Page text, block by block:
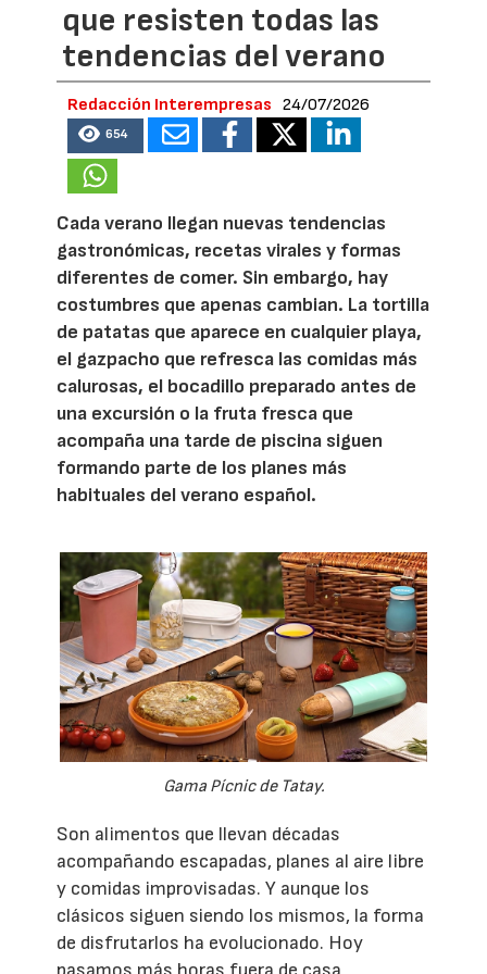
que resisten todas las
tendencias del verano
Redacción Interempresas 24/07/2026
654
Cada verano llegan nuevas tendencias
gastronómicas, recetas virales y formas
diferentes de comer. Sin embargo, hay
costumbres que apenas cambian. La tortilla
de patatas que aparece en cualquier playa,
el gazpacho que refresca las comidas más
calurosas, el bocadillo preparado antes de
una excursión o la fruta fresca que
acompaña una tarde de piscina siguen
formando parte de los planes más
habituales del verano español.
Gama Pícnic de Tatay.
Son alimentos que llevan décadas
acompañando escapadas, planes al aire libre
y comidas improvisadas. Y aunque los
clásicos siguen siendo los mismos, la forma
de disfrutarlos ha evolucionado. Hoy